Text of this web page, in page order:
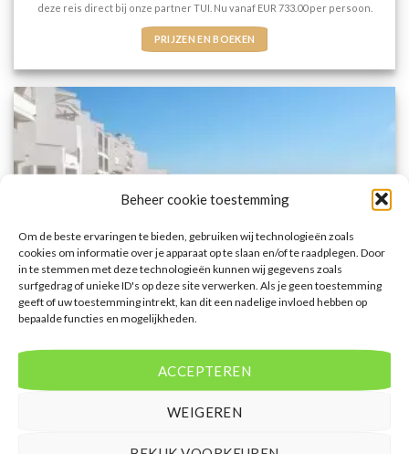
Beheer cookie toestemming
Om de beste ervaringen te bieden, gebruiken wij technologieën zoals
cookies om informatie over je apparaat op te slaan en/of te raadplegen. Door
in te stemmen met deze technologieën kunnen wij gegevens zoals
surfgedrag of unieke ID's op deze site verwerken. Als je geen toestemming
geeft of uw toestemming intrekt, kan dit een nadelige invloed hebben op
bepaalde functies en mogelijkheden.
ACCEPTEREN
WEIGEREN
deze reis direct bij onze partner TUI. Nu vanaf EUR 733.00 per persoon.
PRIJZEN EN BOEKEN
ANDALUSIË
TUI BLUE Zahara Beach